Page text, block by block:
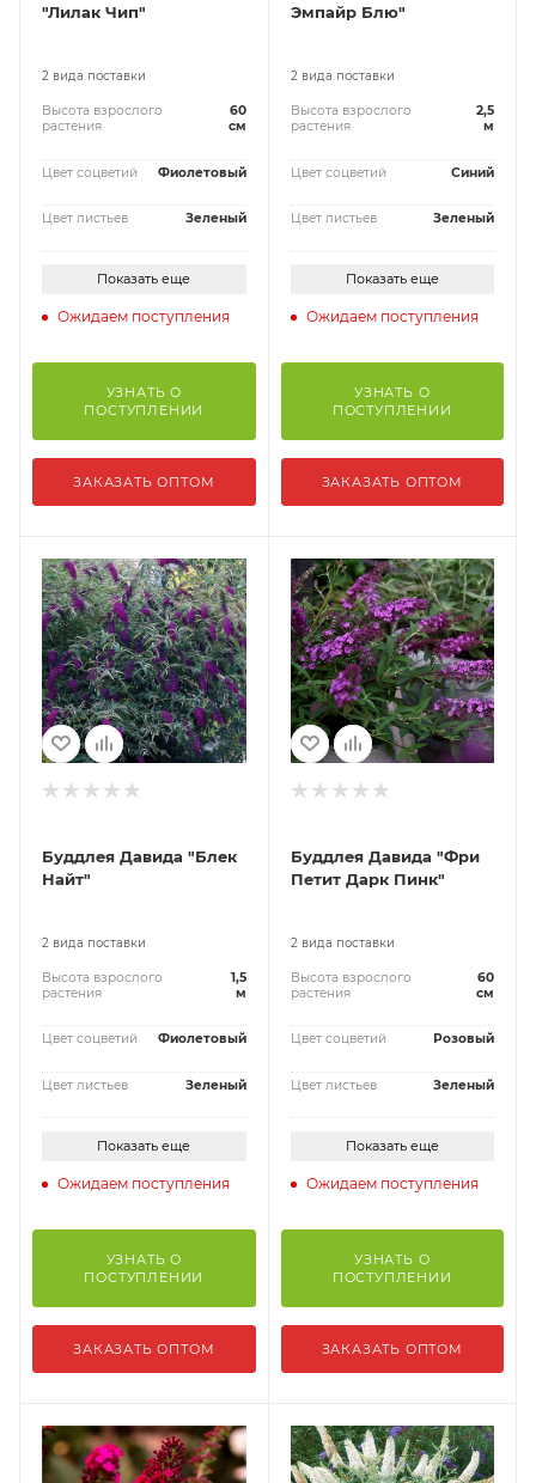
"Лилак Чип"
2 вида поставки
Высота взрослого
растения
60
см
Цвет соцветий Фиолетовый
Цвет листьев Зеленый
Показать еще
Ожидаем поступления
УЗНАТЬ О
ПОСТУПЛЕНИИ
ЗАКАЗАТЬ ОПТОМ
Эмпайр Блю"
2 вида поставки
Высота взрослого
растения
2,5
м
Цвет соцветий Синий
Цвет листьев Зеленый
Показать еще
Ожидаем поступления
УЗНАТЬ О
ПОСТУПЛЕНИИ
ЗАКАЗАТЬ ОПТОМ
Буддлея Давида "Блек
Найт"
2 вида поставки
Высота взрослого
растения
1,5
м
Цвет соцветий Фиолетовый
Цвет листьев Зеленый
Показать еще
Ожидаем поступления
УЗНАТЬ О
ПОСТУПЛЕНИИ
ЗАКАЗАТЬ ОПТОМ
Буддлея Давида "Фри
Петит Дарк Пинк"
2 вида поставки
Высота взрослого
растения
60
см
Цвет соцветий Розовый
Цвет листьев Зеленый
Показать еще
Ожидаем поступления
УЗНАТЬ О
ПОСТУПЛЕНИИ
ЗАКАЗАТЬ ОПТОМ